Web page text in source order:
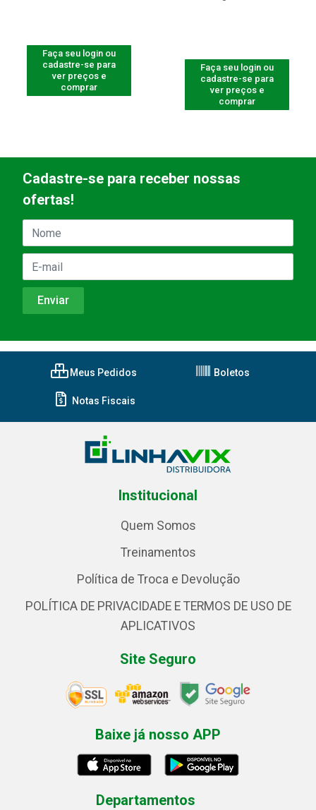
Faça seu login ou
cadastre-se para
ver preços e
comprar
Faça seu login ou
cadastre-se para
ver preços e
comprar
Cadastre-se para receber nossas
ofertas!
Meus Pedidos Boletos
Notas Fiscais
Institucional
Quem Somos
Treinamentos
Política de Troca e Devolução
POLÍTICA DE PRIVACIDADE E TERMOS DE USO DE
APLICATIVOS
Site Seguro
Baixe já nosso APP
Departamentos